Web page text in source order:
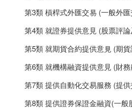
第3類 槓桿式外匯交易 (一般外
第4類 就證券提供意見 (股票評
第5類 就期貨合約提供意見 (期
第6類 就機構融資提供意見 (財
第7類 提供自動化交易服務 (提
第8類 提供證券保證金融資(一般